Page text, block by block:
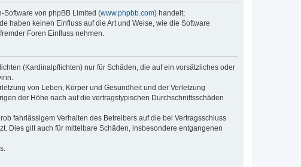
Software von phpBB Limited (www.phpbb.com) handelt;
haben keinen Einfluss auf die Art und Weise, wie die Software
Foren Einfluss nehmen.
(Kardinalpflichten) nur für Schäden, die auf ein vorsätzliches oder
von Leben, Körper und Gesundheit und der Verletzung
der Höhe nach auf die vertragstypischen Durchschnittsschäden
fahrlässigem Verhalten des Betreibers auf die bei Vertragsschluss
Dies gilt auch für mittelbare Schäden, insbesondere entgangenen